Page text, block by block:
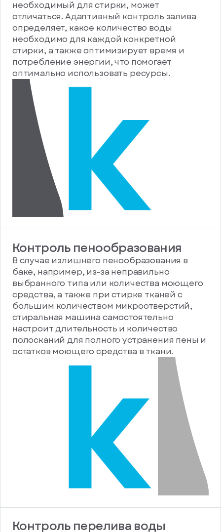
необходимый для стирки, может
отличаться. Адаптивный контроль залива
определяет, какое количество воды
необходимо для каждой конкретной
стирки, а также оптимизирует время и
потребление энергии, что помогает
оптимально использовать ресурсы.
Контроль пенообразования
В случае излишнего пенообразования в
баке, например, из-за неправильно
выбранного типа или количества моющего
средства, а также при стирке тканей с
большим количеством микроотверстий,
стиральная машина самостоятельно
настроит длительность и количество
полосканий для полного устранения пены и
остатков моющего средства в ткани.
Контроль перелива воды